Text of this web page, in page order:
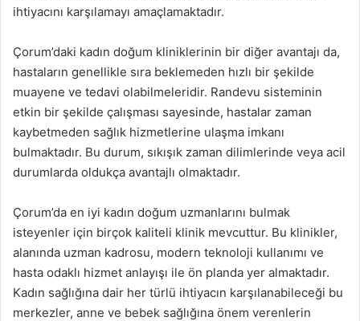
ihtiyacını karşılamayı amaçlamaktadır.
Çorum’daki kadın doğum kliniklerinin bir diğer avantajı da,
hastaların genellikle sıra beklemeden hızlı bir şekilde
muayene ve tedavi olabilmeleridir. Randevu sisteminin
etkin bir şekilde çalışması sayesinde, hastalar zaman
kaybetmeden sağlık hizmetlerine ulaşma imkanı
bulmaktadır. Bu durum, sıkışık zaman dilimlerinde veya acil
durumlarda oldukça avantajlı olmaktadır.
Çorum’da en iyi kadın doğum uzmanlarını bulmak
isteyenler için birçok kaliteli klinik mevcuttur. Bu klinikler,
alanında uzman kadrosu, modern teknoloji kullanımı ve
hasta odaklı hizmet anlayışı ile ön planda yer almaktadır.
Kadın sağlığına dair her türlü ihtiyacın karşılanabileceği bu
merkezler, anne ve bebek sağlığına önem verenlerin